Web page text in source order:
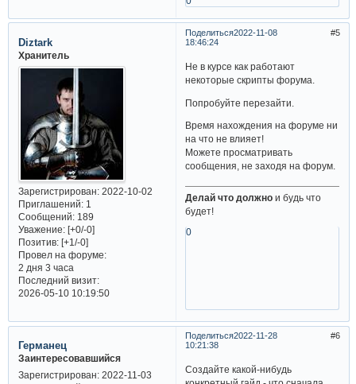
Поделиться 5
2022-11-08
18:46:24
Diztark
Хранитель
Зарегистрирован: 2022-10-02
Приглашений:1
Сообщений:189
Уважение: [+0/-0]
Позитив: [+1/-0]
Провел на форуме:
2 дня 3 часа
Последний визит:
2026-05-10 10:19:50
Не в курсе как работают
некоторые скрипты форума.
Попробуйте перезайти.
Время нахождения на форуме ни
на что не влияет!
Можете просматривать
сообщения, не заходя на форум.
Делай что должно и будь что
будет!
0
Поделиться 6
2022-11-28
10:21:38
Германец
Заинтересовавшийся
Зарегистрирован: 2022-11-03
Создайте какой-нибудь